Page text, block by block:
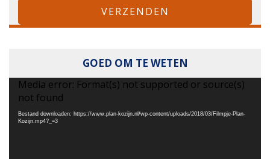
GOED OM TE WETEN
Videospeler
Media error: Format(s) not supported or source(s)
not found
Bestand downloaden: https://www.plan-kozijn.nl/wp-content/uploads/2018/03/Filmpje-Plan-
Kozijn.mp4?_=3